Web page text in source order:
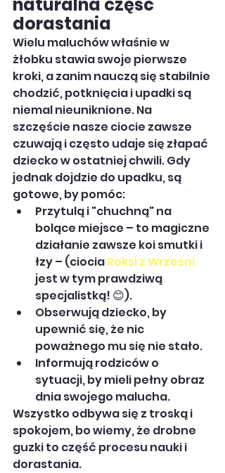
dorastania
Wielu maluchów właśnie w
żłobku stawia swoje pierwsze
kroki, a zanim nauczą się stabilnie
chodzić, potknięcia i upadki są
niemal nieuniknione. Na
szczęście nasze ciocie zawsze
czuwają i często udaje się złapać
dziecko w ostatniej chwili. Gdy
jednak dojdzie do upadku, są
gotowe, by pomóc:
Przytulą i "chuchną" na
bolące miejsce – to magiczne
działanie zawsze koi smutki i
łzy – (ciocia Roksi z Wrześni
jest w tym prawdziwą
specjalistką! 😊).
Obserwują dziecko, by
upewnić się, że nic
poważnego mu się nie stało.
Informują rodziców o
sytuacji, by mieli pełny obraz
dnia swojego malucha.
Wszystko odbywa się z troską i
spokojem, bo wiemy, że drobne
guzki to część procesu nauki i
dorastania.